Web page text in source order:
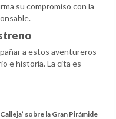
su compromiso con la
a estos aventureros
e historia. La cita es
sobre la Gran Pirámide